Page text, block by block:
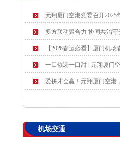
CZ5274
航空公司
元翔厦门空港党委召开2025
多方联动聚合力 协同共治
【2026春运必看】厦门机
一口热汤一口甜 | 元翔厦门
爱拼才会赢！元翔厦门空
机场交通